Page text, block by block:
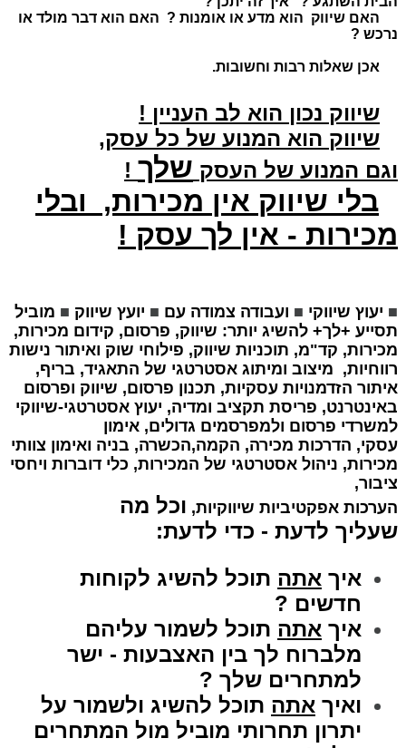
האם שיווק הוא מדע או אומנות ? האם הוא דבר מולד או
נרכש ?
אכן שאלות רבות וחשובות.
שיווק נכון הוא לב העניין !
שיווק הוא המנוע של כל עסק,
וגם המנוע של העסק שלך !
בלי שיווק אין מכירות, ובלי
מכירות - אין לך עסק !
■ יעוץ שיווקי ■ ועבודה צמודה עם ■ יועץ שיווק ■ מוביל
תסייע +לך+ להשיג יותר: שיווק, פרסום, קידום מכירות,
מכירות, קד"מ, תוכניות שיווק, פילוחי שוק ואיתור נישות
רווחיות, מיצוב ומיתוג אסטרטגי של התאגיד, בריף,
איתור הזדמנויות עסקיות, תכנון פרסום, שיווק ופרסום
באינטרנט, פריסת תקציב ומדיה, יעוץ אסטרטגי-שיווקי
למשרדי פרסום ולמפרסמים גדולים, אימון
עסקי, הדרכות מכירה, הקמה,הכשרה, בניה ואימון צוותי
מכירות, ניהול אסטרטגי של המכירות, כלי דוברות ויחסי
ציבור,
הערכות אפקטיביות שיווקיות, וכל מה
שעליך לדעת - כדי לדעת:
איך אתה תוכל להשיג לקוחות
חדשים ?
איך אתה תוכל לשמור עליהם
מלברוח לך בין האצבעות - ישר
למתחרים שלך ?
ואיך אתה תוכל להשיג ולשמור על
יתרון תחרותי מוביל מול המתחרים